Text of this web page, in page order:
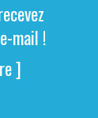
mail !
]